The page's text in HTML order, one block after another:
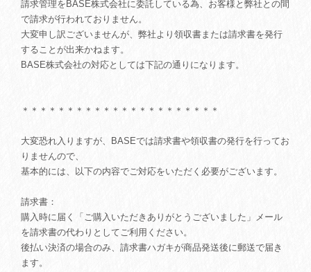
請求管理をBASE株式会社に委託している為、お客様と弊社との間
で請求が行われておりません。
大変申し訳ございませんが、弊社より領収書または請求書を発行
することが出来かねます。
BASE株式会社の対応としては下記の通りになります。
＊＊＊＊＊＊＊＊＊＊＊＊＊＊＊＊＊＊＊＊＊＊
大変恐れ入りますが、BASEでは請求書や領収書の発行を行ってお
りませんので、
基本的には、以下の内容でご対応をいただく必要がございます。
請求書：
購入時に届く「ご購入いただきありがとうございました」メール
を請求書の代わりとしてご利用ください。
後払い決済の場合のみ、請求書ハガキが商品発送後に郵送で届き
ます。